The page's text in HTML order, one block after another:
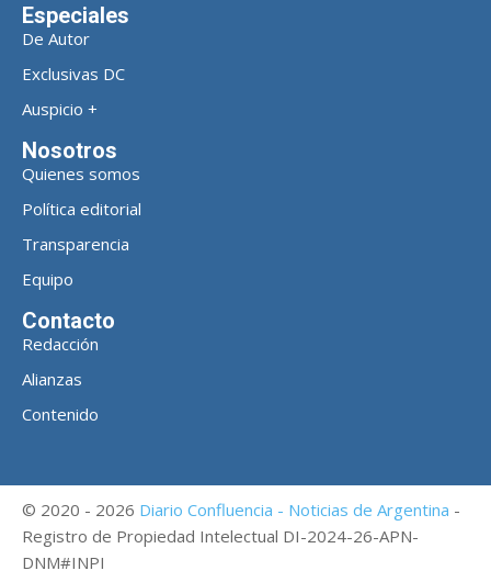
Especiales
De Autor
Exclusivas DC
Auspicio +
Nosotros
Quienes somos
Política editorial
Transparencia
Equipo
Contacto
Redacción
Alianzas
Contenido
© 2020 - 2026 Diario Confluencia - Noticias de Argentina -
Registro de Propiedad Intelectual DI-2024-26-APN-
DNM#INPI